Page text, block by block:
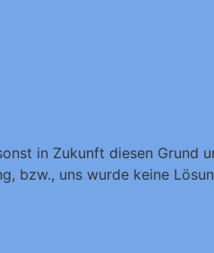
in Zukunft diesen Grund
bzw., uns wurde keine